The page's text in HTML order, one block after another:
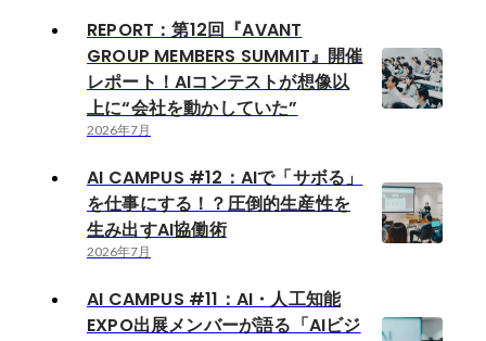
REPORT：第12回『AVANT
GROUP MEMBERS SUMMIT』開催
レポート！AIコンテストが想像以
上に“会社を動かしていた”
2026年7月
AI CAMPUS #12：AIで「サボる」
を仕事にする！？圧倒的生産性を
生み出すAI協働術
2026年7月
AI CAMPUS #11：AI・人工知能
EXPO出展メンバーが語る「AIビジ